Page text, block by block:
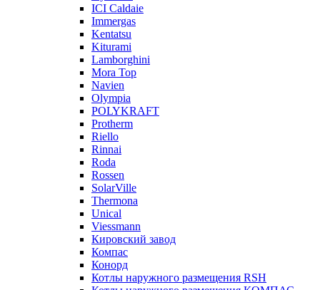
ICI Caldaie
Immergas
Kentatsu
Kiturami
Lamborghini
Mora Top
Navien
Olympia
POLYKRAFT
Protherm
Riello
Rinnai
Roda
Rossen
SolarVille
Thermona
Unical
Viessmann
Кировский завод
Компас
Конорд
Котлы наружного размещения RSH